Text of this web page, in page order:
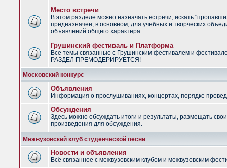
Место встречи
В этом разделе можно назначать встречи, искать
предназначен, в основном, для учебных и творческих
объявлений общего характера.
Грушинский фестиваль и Платформа
Все темы связанные с Грушинским фестивалем и
РАЗДЕЛ ПРЕМОДЕРИРУЕТСЯ!
Московский конкурс
Объявления
Информация о прослушиваниях, концертах, порядке
Обсуждения
Здесь можно обсуждать итоги и результаты, размещать
произведения для обсуждения.
Межвузовский клуб студенческой песни
Новости и объявления
Всё связанное с межвузовским клубом и межвузовским